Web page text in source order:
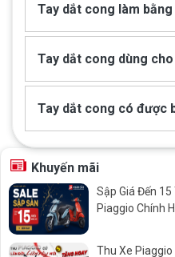
Tay dắt cong làm
Tay dắt cong dùng
Tay dắt cong có được
Khuyến mãi
Sập Giá Đến
Piaggio Chính
Thu Xe